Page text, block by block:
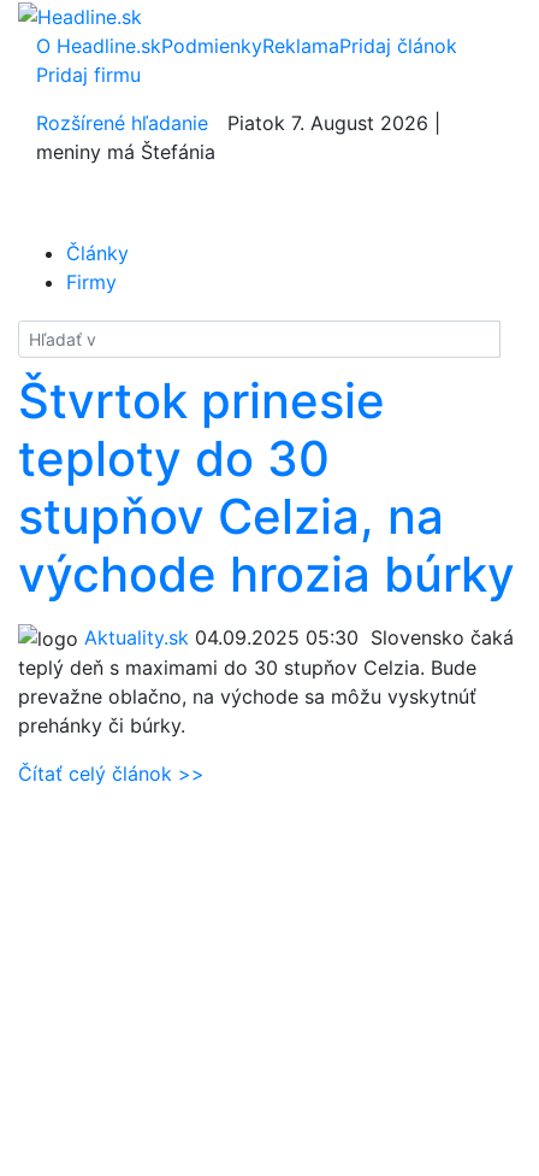
O Headline.skPodmienkyReklamaPridaj článok
Pridaj firmu
Rozšírené hľadanie
Piatok 7. August 2026 |
meniny má Štefánia
Články
Firmy
Hladať
Štvrtok prinesie
teploty do 30
stupňov Celzia, na
východe hrozia búrky
Aktuality.sk 04.09.2025 05:30 Slovensko čaká
teplý deň s maximami do 30 stupňov Celzia. Bude
prevažne oblačno, na východe sa môžu vyskytnúť
prehánky či búrky.
Čítať celý článok >>